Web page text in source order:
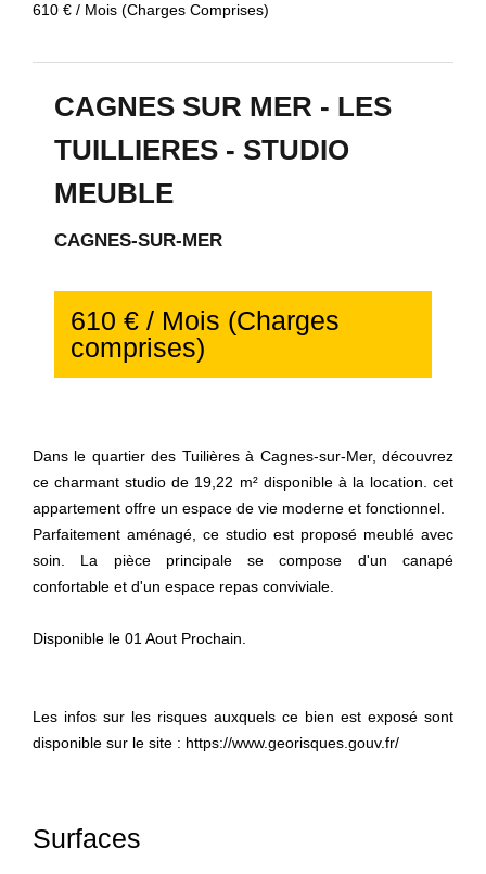
610 € / Mois (Charges Comprises)
CAGNES SUR MER - LES
TUILLIERES - STUDIO
MEUBLE
CAGNES-SUR-MER
610 € / Mois (Charges
comprises)
Dans le quartier des Tuilières à Cagnes-sur-Mer, découvrez
ce charmant studio de 19,22 m² disponible à la location. cet
appartement offre un espace de vie moderne et fonctionnel.
Parfaitement aménagé, ce studio est proposé meublé avec
soin. La pièce principale se compose d'un canapé
confortable et d'un espace repas conviviale.
Disponible le 01 Aout Prochain.
Les infos sur les risques auxquels ce bien est exposé sont
disponible sur le site : https://www.georisques.gouv.fr/
Surfaces